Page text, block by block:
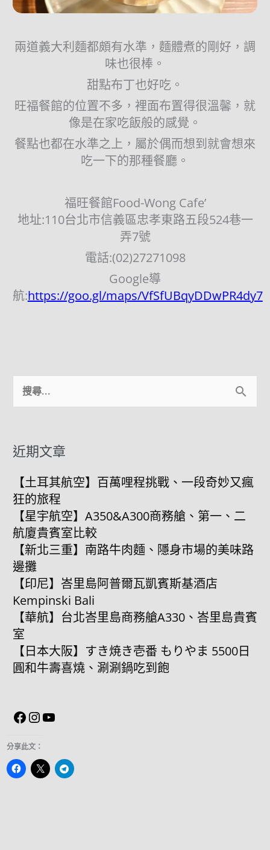
兩道義大利麵都頗有水準，麵體煮的剛好，調
味也很棒。
甜點布丁也好吃。
旺福餐館的位置不多，裡面布置得很溫馨，就
像是在家吃飯般的感覺。
餐點也都在水準之上，屬於偶而想到就會想來
吃一下的那種餐廳。
福旺餐館Food-Wong Cafe’
地址:110台北市信義區忠孝東路五段524巷一
弄7號
電話:(02)27271098
Google導
航:https://goo.gl/maps/VfSfUBqyDDwPR4dy7
搜
尋
鍵
字:
近期文章
【土耳其航空】百萬哩程挑戰、一段奇妙又瘋
狂的旅程
【星宇航空】A350&A300商務艙、第一、二
航廈貴賓室比較
【新北三重】南路牛肉麵、隱身市場的美味路
邊攤
【印尼】峇里島阿普爾瓦凱賓斯基酒店
Kempinski Bali
【華航】台北峇里島商務艙A330、峇里島貴賓
室
【日本大阪】すき焼き壱番 もりやま 5500日
圓和牛壽喜燒、涮涮鍋吃到飽
Facebook
Instagram
分享此文：